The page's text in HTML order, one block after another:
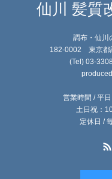
仙川 髪質
調布・仙
182-0002 東京都
(Tel) 03-
営業時間 / 平
土日祝：
定休日 /